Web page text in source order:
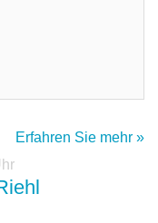
Erfahren Sie mehr »